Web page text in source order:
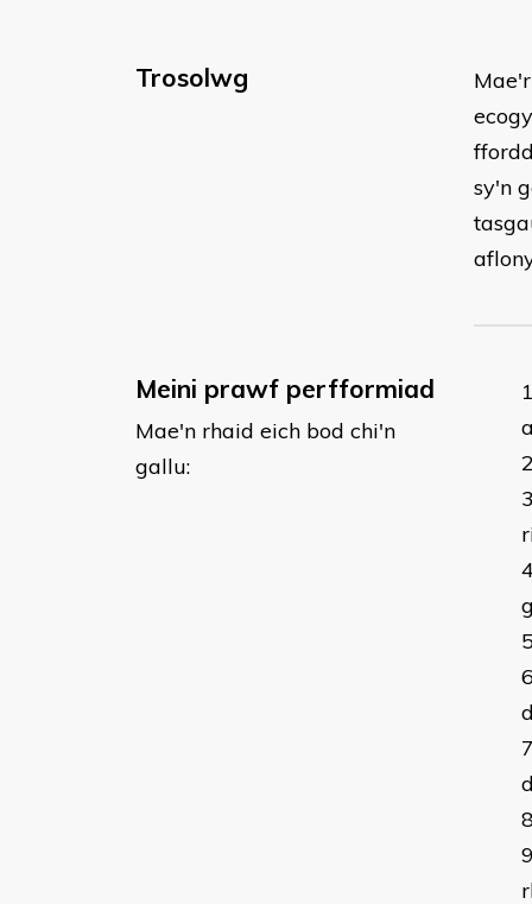
Trosolwg
sy'n
Meini prawf perfformiad
Mae'n rhaid eich bod chi'n
gallu: